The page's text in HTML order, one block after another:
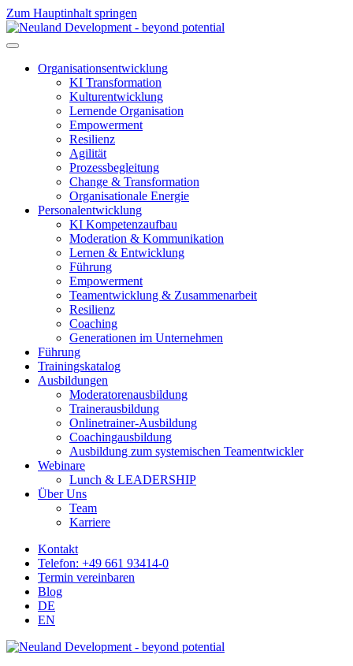
Zum Hauptinhalt springen
Organisationsentwicklung
KI Transformation
Kulturentwicklung
Lernende Organisation
Empowerment
Resilienz
Agilität
Prozessbegleitung
Change & Transformation
Organisationale Energie
Personalentwicklung
KI Kompetenzaufbau
Moderation & Kommunikation
Lernen & Entwicklung
Führung
Empowerment
Teamentwicklung & Zusammenarbeit
Resilienz
Coaching
Generationen im Unternehmen
Führung
Trainingskatalog
Ausbildungen
Moderatorenausbildung
Trainerausbildung
Onlinetrainer-Ausbildung
Coachingausbildung
Ausbildung zum systemischen Teamentwickler
Webinare
Lunch & LEADERSHIP
Über Uns
Team
Karriere
Kontakt
Telefon: +49 661 93414-0
Termin vereinbaren
Blog
DE
EN